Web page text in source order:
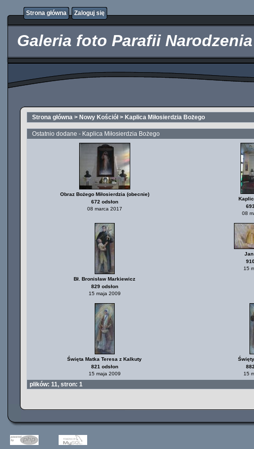
Strona główna
Zaloguj się
Galeria foto Parafii
Strona główna > Nowy Kościół> Kaplica Miłosierdzia Bożego
Ostatnio dodane - Kaplica Miłosierdzia Bożego
Obraz Bożego Miłosierdzia (obecnie)
672 odsłon
08 marca 2017
08
Bł. Bronisław Markiewicz
829 odsłon
15 maja 2009
Jan
15
Święta Matka Teresa z Kalkuty
821 odsłon
15 maja 2009
15
plików: 11, stron: 1